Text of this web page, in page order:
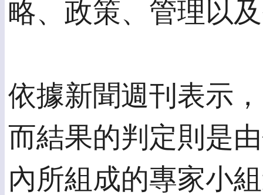
略、政策、管理以
依據新聞週刊表示
而結果的判定則是
內所組成的專家小